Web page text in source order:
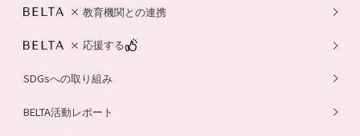
教育機関との連携
応援する
SDGsへの取り組み
BELTA活動レポート